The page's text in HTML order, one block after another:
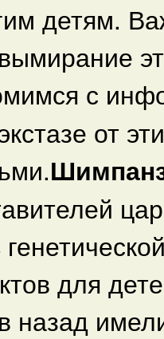
детям.
с
от
для
назад